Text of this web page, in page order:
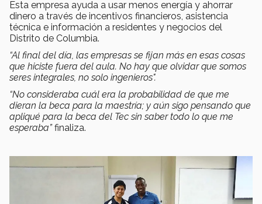
Esta empresa ayuda a usar menos energía y ahorrar
dinero a través de incentivos financieros, asistencia
técnica e información a residentes y negocios del
Distrito de Columbia.
“Al final del día, las empresas se fijan más en esas cosas
que hiciste fuera del aula. No hay que olvidar que somos
seres integrales, no solo ingenieros".
“No consideraba cuál era la probabilidad de que me
dieran la beca para la maestría; y aún sigo pensando que
apliqué para la beca del Tec sin saber todo lo que me
esperaba”finaliza.